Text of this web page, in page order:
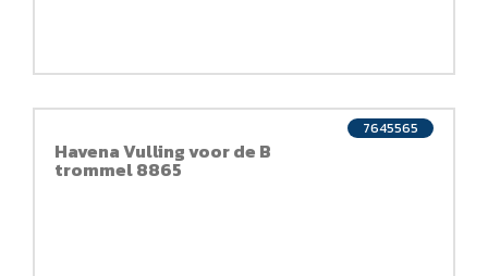
Havena Vulling voor de B
trommel 8865
7645565